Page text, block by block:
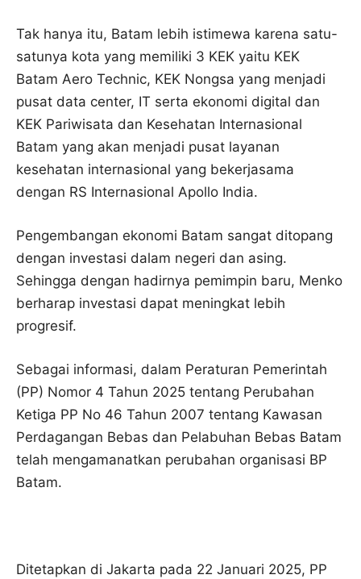
Tak hanya itu, Batam lebih istimewa karena satu-
satunya kota yang memiliki 3 KEK yaitu KEK
Batam Aero Technic, KEK Nongsa yang menjadi
pusat data center, IT serta ekonomi digital dan
KEK Pariwisata dan Kesehatan Internasional
Batam yang akan menjadi pusat layanan
kesehatan internasional yang bekerjasama
dengan RS Internasional Apollo India.
Pengembangan ekonomi Batam sangat ditopang
dengan investasi dalam negeri dan asing.
Sehingga dengan hadirnya pemimpin baru, Menko
berharap investasi dapat meningkat lebih
progresif.
Sebagai informasi, dalam Peraturan Pemerintah
(PP) Nomor 4 Tahun 2025 tentang Perubahan
Ketiga PP No 46 Tahun 2007 tentang Kawasan
Perdagangan Bebas dan Pelabuhan Bebas Batam
telah mengamanatkan perubahan organisasi BP
Batam.
Ditetapkan di Jakarta pada 22 Januari 2025, PP